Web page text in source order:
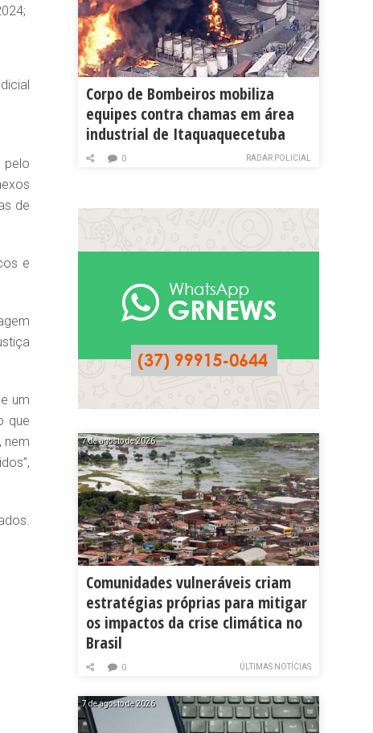
pelo
de
e
um
que
nem
Corpo de Bombeiros mobiliza
equipes contra chamas em área
industrial de Itaquaquecetuba
RADAR POLICIAL
0
7 de agosto de 2026
Comunidades vulneráveis criam
estratégias próprias para mitigar
os impactos da crise climática no
Brasil
ÚLTIMAS NOTÍCIAS
0
7 de agosto de 2026